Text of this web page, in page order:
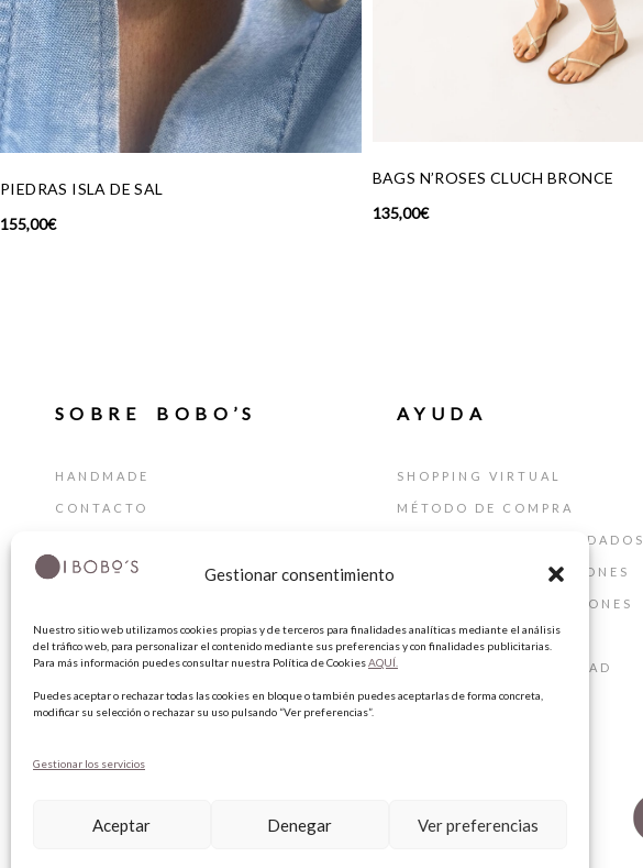
Gestionar consentimiento
Nuestro sitio web utilizamos cookies propias y de terceros para finalidades analíticas mediante el análisis
del tráfico web, para personalizar el contenido mediante sus preferencias y con finalidades publicitarias.
Para más información puedes consultar nuestra Política de CookiesAQUÍ.
Puedes aceptar o rechazar todas las cookies en bloque o también puedes aceptarlas de forma concreta,
modificar su selección o rechazar su uso pulsando “Ver preferencias”.
Gestionar los servicios
Aceptar Denegar Ver preferencias
DIADEMA CRISTAL TEJA
70,00€
SOBRE BOBO’S
HANDMADE
CONTACTO
TARJETA REGALO
AYUDA
SHOPPING VIRTUAL
MÉTODO DE COMPRA
GUÍA DE TALLAS Y CUIDADOS
CAMBIOS Y DEVOLUCIONES
TÉRMINIOS Y CONDICIONES
AVISO LEGAL
POLÍTICA DE PRIVACIDAD
POLÍTICA DE COOKIES